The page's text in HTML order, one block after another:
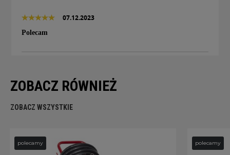
07.12.2023
Polecam
ZOBACZ RÓWNIEŻ
ZOBACZ WSZYSTKIE
polecamy polecamy